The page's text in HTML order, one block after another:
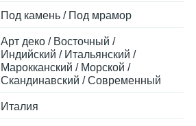
Под камень / Под мрамор
Арт деко / Восточный /
Индийский / Итальянский /
Марокканский / Морской /
Скандинавский / Современный
Италия